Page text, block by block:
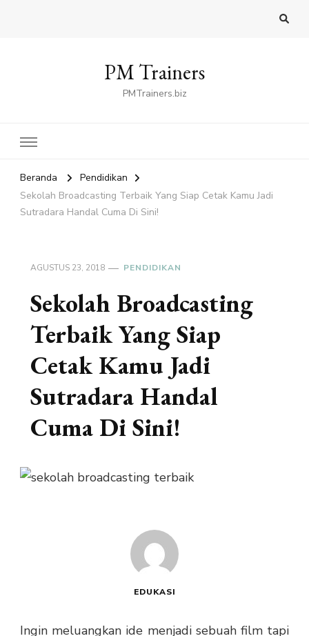
PM Trainers
PMTrainers.biz
Beranda
Pendidikan
Sekolah Broadcasting Terbaik Yang Siap Cetak Kamu Jadi
Sutradara Handal Cuma Di Sini!
AGUSTUS 23, 2018 PENDIDIKAN
Sekolah Broadcasting
Terbaik Yang Siap
Cetak Kamu Jadi
Sutradara Handal
Cuma Di Sini!
EDUKASI
Ingin meluangkan ide menjadi sebuah film tapi